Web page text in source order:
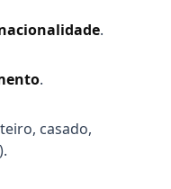
.
.
casado,